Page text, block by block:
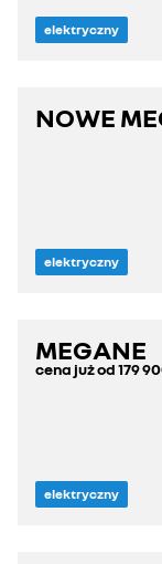
elektryczny
NOWE
elektryczny
MEGANE
cena już od179
elektryczny